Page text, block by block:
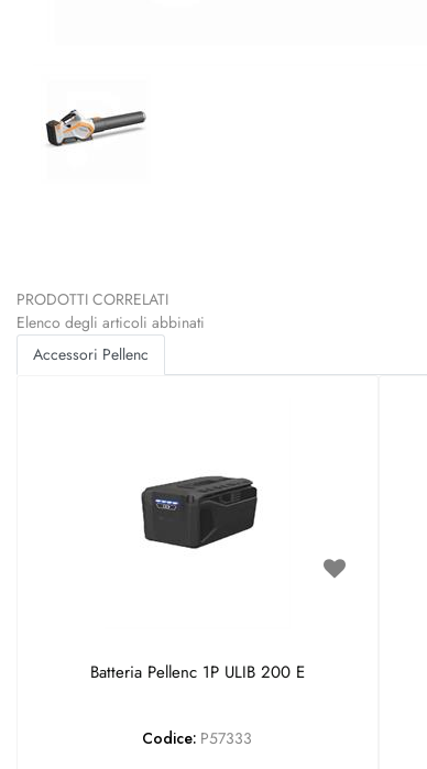
PRODOTTI CORRELATI
Elenco degli articoli abbinati
Accessori Pellenc
Batteria Pellenc 1P ULIB 200 E
Codice: P57333